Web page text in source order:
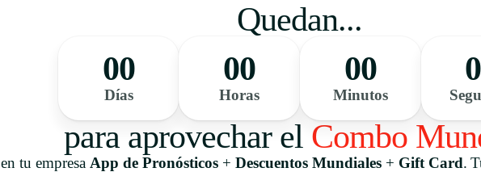
Quedan...
00
Días
00
Horas
00
Minutos
para aprovechar el Combo
en tu empresa App de Pronósticos + Descuentos Mundiales + Gift Card.